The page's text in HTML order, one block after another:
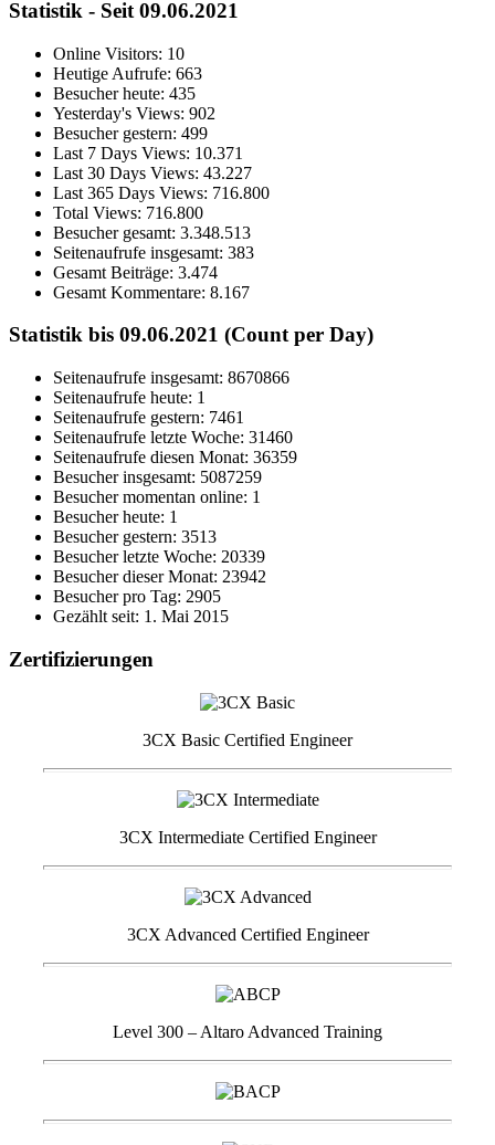
Statistik - Seit 09.06.2021
Online Visitors: 10
Heutige Aufrufe: 663
Besucher heute: 435
Yesterday's Views: 902
Besucher gestern: 499
Last 7 Days Views: 10.371
Last 30 Days Views: 43.227
Last 365 Days Views: 716.800
Total Views: 716.800
Besucher gesamt: 3.348.513
Seitenaufrufe insgesamt: 383
Gesamt Beiträge: 3.474
Gesamt Kommentare: 8.167
Statistik bis 09.06.2021 (Count per Day)
Seitenaufrufe insgesamt: 8670866
Seitenaufrufe heute: 1
Seitenaufrufe gestern: 7461
Seitenaufrufe letzte Woche: 31460
Seitenaufrufe diesen Monat: 36359
Besucher insgesamt: 5087259
Besucher momentan online: 1
Besucher heute: 1
Besucher gestern: 3513
Besucher letzte Woche: 20339
Besucher dieser Monat: 23942
Besucher pro Tag: 2905
Gezählt seit: 1. Mai 2015
Zertifizierungen
3CX Basic Certified Engineer
3CX Intermediate Certified Engineer
3CX Advanced Certified Engineer
Level 300 – Altaro Advanced Training